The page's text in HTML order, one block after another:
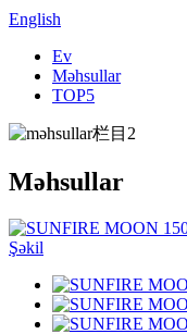
English
Ev
Məhsullar
TOP5
Məhsullar